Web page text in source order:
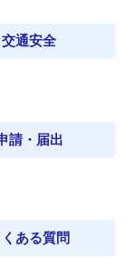
交通安全
請・届出
くある質問